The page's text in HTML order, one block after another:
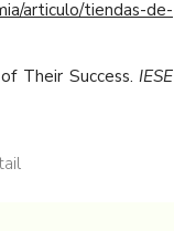
articulo/tiendas-de-
Their Success.IESE